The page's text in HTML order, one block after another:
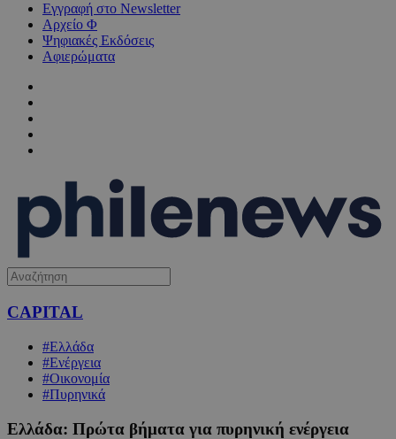
Εγγραφή στο Newsletter
Αρχείο Φ
Ψηφιακές Εκδόσεις
Αφιερώματα
CAPITAL
#Ελλάδα
#Ενέργεια
#Οικονομία
#Πυρηνικά
Ελλάδα: Πρώτα βήματα για πυρηνική ενέργεια